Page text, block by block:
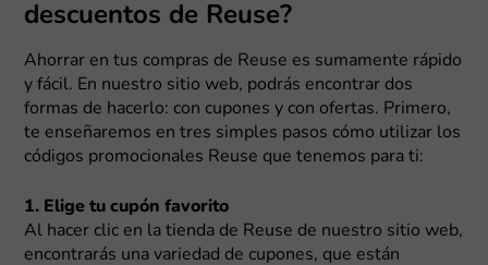
descuentos de Reuse?
Ahorrar en tus compras de Reuse es sumamente rápido
y fácil. En nuestro sitio web, podrás encontrar dos
formas de hacerlo: con cupones y con ofertas. Primero,
te enseñaremos en tres simples pasos cómo utilizar los
códigos promocionales Reuse que tenemos para ti:
1. Elige tu cupón favorito
Al hacer clic en la tienda de Reuse de nuestro sitio web,
encontrarás una variedad de cupones, que están